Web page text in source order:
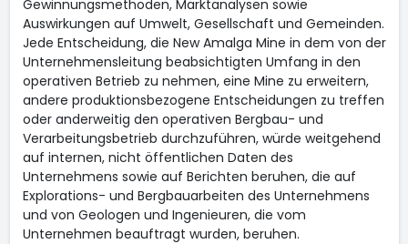
Gewinnungsmethoden, Marktanalysen sowie
Auswirkungen auf Umwelt, Gesellschaft und Gemeinden.
Jede Entscheidung, die New Amalga Mine in dem von der
Unternehmensleitung beabsichtigten Umfang in den
operativen Betrieb zu nehmen, eine Mine zu erweitern,
andere produktionsbezogene Entscheidungen zu treffen
oder anderweitig den operativen Bergbau- und
Verarbeitungsbetrieb durchzuführen, würde weitgehend
auf internen, nicht öffentlichen Daten des
Unternehmens sowie auf Berichten beruhen, die auf
Explorations- und Bergbauarbeiten des Unternehmens
und von Geologen und Ingenieuren, die vom
Unternehmen beauftragt wurden, beruhen.